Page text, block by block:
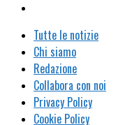
Tutte le notizie
Chi siamo
Redazione
Collabora con noi
Privacy Policy
Cookie Policy